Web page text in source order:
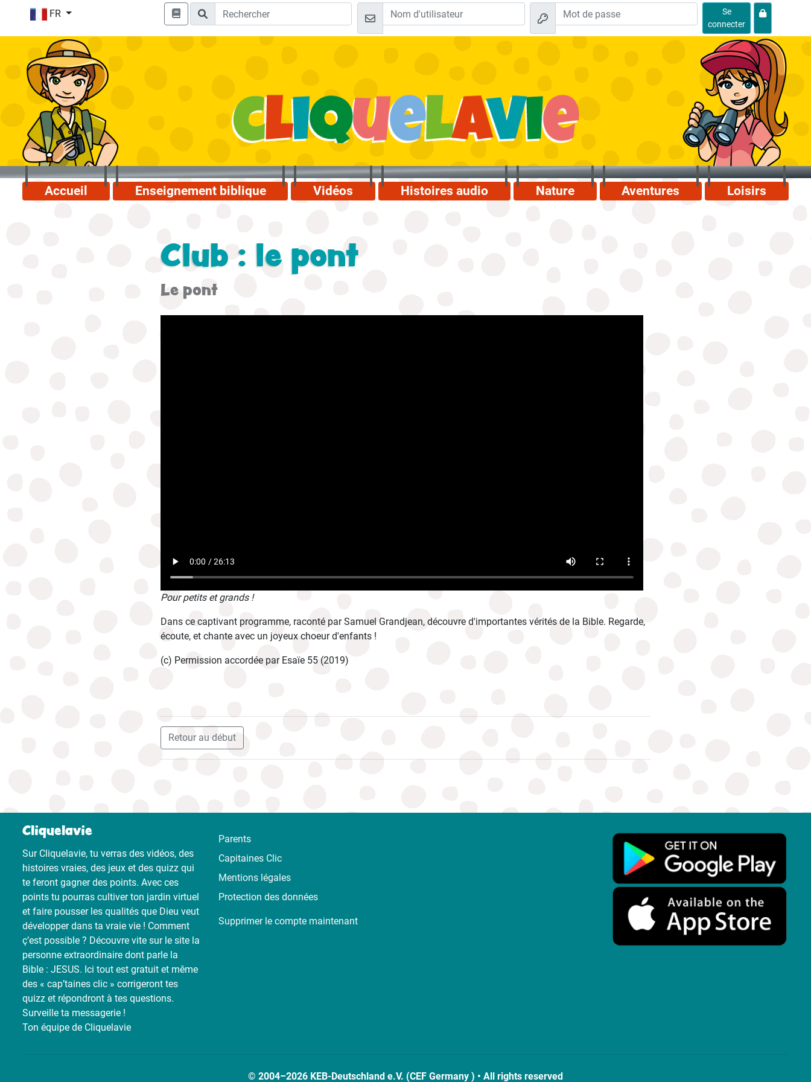
FR
Se
connecter
Accueil Enseignement biblique Vidéos Histoires audio Nature Aventures Loisirs
Club : le pont
Le pont
Pour petits et grands !
Dans ce captivant programme, raconté par Samuel Grandjean, découvre d'importantes vérités de la Bible. Regarde,
écoute, et chante avec un joyeux choeur d'enfants !
(c) Permission accordée par Esaïe 55 (2019)
Retour au début
Cliquelavie
Sur Cliquelavie, tu verras des vidéos, des
histoires vraies, des jeux et des quizz qui
te feront gagner des points. Avec ces
points tu pourras cultiver ton jardin virtuel
et faire pousser les qualités que Dieu veut
développer dans ta vraie vie ! Comment
ç’est possible ? Découvre vite sur le site la
personne extraordinaire dont parle la
Bible : JESUS. Ici tout est gratuit et même
des « cap’taines clic » corrigeront tes
quizz et répondront à tes questions.
Surveille ta messagerie !
Ton équipe de Cliquelavie
Parents
Capitaines Clic
Mentions légales
Protection des données
Supprimer le compte maintenant
© 2004–2026 KEB-Deutschland e.V. (CEF Germany ) • All rights reserved